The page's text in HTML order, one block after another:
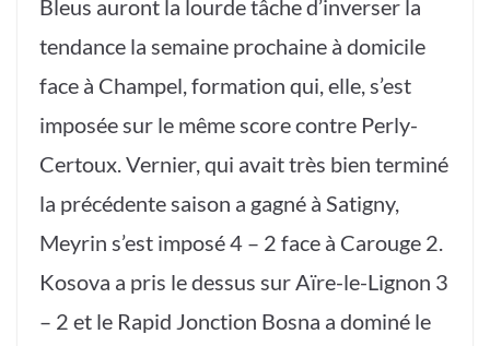
Bleus auront la lourde tâche d’inverser la
tendance la semaine prochaine à domicile
face à Champel, formation qui, elle, s’est
imposée sur le même score contre Perly-
Certoux. Vernier, qui avait très bien terminé
la précédente saison a gagné à Satigny,
Meyrin s’est imposé 4 – 2 face à Carouge 2.
Kosova a pris le dessus sur Aïre-le-Lignon 3
– 2 et le Rapid Jonction Bosna a dominé le